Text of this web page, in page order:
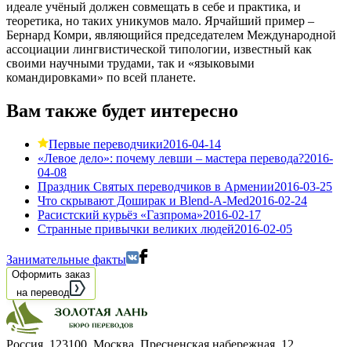
идеале учёный должен совмещать в себе и практика, и
теоретика, но таких уникумов мало. Ярчайший пример –
Бернард Комри, являющийся председателем Международной
ассоциации лингвистической типологии, известный как
своими научными трудами, так и «языковыми
командировками» по всей планете.
Вам также будет интересно
Первые переводчики2016-04-14
«Левое дело»: почему левши – мастера перевода?2016-
04-08
Праздник Святых переводчиков в Армении2016-03-25
Что скрывают Доширак и Blend-A-Med2016-02-24
Расистский курьёз «Газпрома»2016-02-17
Странные привычки великих людей2016-02-05
Занимательные факты
Оформить заказ
на перевод
Россия, 123100, Москва, Пресненская набережная, 12